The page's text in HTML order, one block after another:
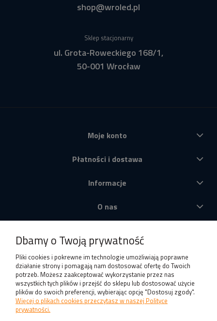
shop@wroled.pl
Sklep stacjonarny
ul. Grota-Roweckiego 168/1,
50-001 Wrocław
Moje konto
Płatności i dostawa
Informacje
O nas
Dbamy o Twoją prywatność
Pliki cookies i pokrewne im technologie umożliwiają poprawne
działanie strony i pomagają nam dostosować ofertę do Twoich
potrzeb. Możesz zaakceptować wykorzystanie przez nas
wszystkich tych plików i przejść do sklepu lub dostosować użycie
plików do swoich preferencji, wybierając opcję "Dostosuj zgody".
Więcej o plikach cookies przeczytasz w naszej Polityce
prywatności.